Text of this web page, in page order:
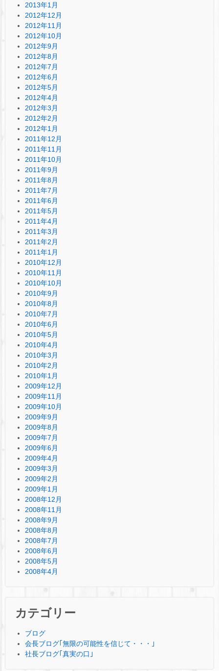
2013年1月
2012年12月
2012年11月
2012年10月
2012年9月
2012年8月
2012年7月
2012年6月
2012年5月
2012年4月
2012年3月
2012年2月
2012年1月
2011年12月
2011年11月
2011年10月
2011年9月
2011年8月
2011年7月
2011年6月
2011年5月
2011年4月
2011年3月
2011年2月
2011年1月
2010年12月
2010年11月
2010年10月
2010年9月
2010年8月
2010年7月
2010年6月
2010年5月
2010年4月
2010年3月
2010年2月
2010年1月
2009年12月
2009年11月
2009年10月
2009年9月
2009年8月
2009年7月
2009年6月
2009年4月
2009年3月
2009年2月
2009年1月
2008年12月
2008年11月
2008年9月
2008年8月
2008年7月
2008年6月
2008年5月
2008年4月
カテゴリー
ブログ
会長ブログ｢無限の可能性を信じて・・・｣
社長ブログ｢真実の口｣